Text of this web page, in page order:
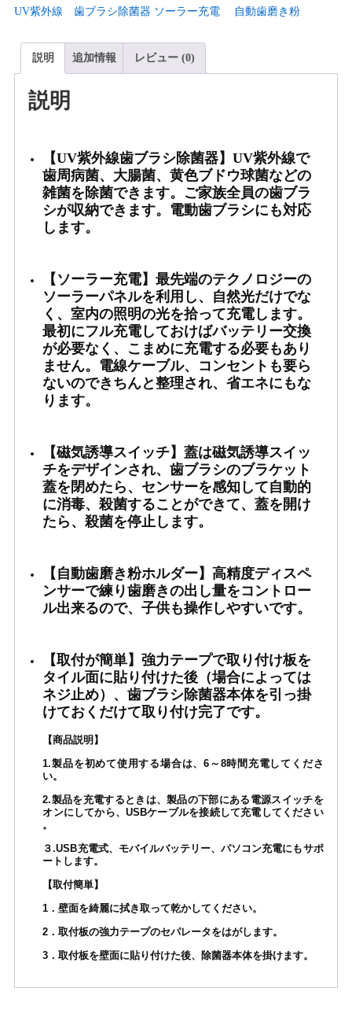
線
ブ
UV紫外線 歯ブラシ除菌器 ソーラー充電 自動歯磨き粉
説明 追加情報 レビュー (0)
説明
【UV紫外線歯ブラシ除菌器】UV紫外線で
歯周病菌、大腸菌、黄色ブドウ球菌などの
雑菌を除菌できます。ご家族全員の歯ブラ
シが収納できます。電動歯ブラシにも対応
します。
【ソーラー充電】最先端のテクノロジーの
ソーラーパネルを利用し、自然光だけでな
く、室内の照明の光を拾って充電します。
最初にフル充電しておけばバッテリー交換
が必要なく、こまめに充電する必要もあり
ません。電線ケーブル、コンセントも要ら
ないのできちんと整理され、省エネにもな
ります。
【磁気誘導スイッチ】蓋は磁気誘導スイッ
チをデザインされ、歯ブラシのブラケット
蓋を閉めたら、センサーを感知して自動的
に消毒、殺菌することができて、蓋を開け
たら、殺菌を停止します。
【自動歯磨き粉ホルダー】高精度ディスペ
ンサーで練り歯磨きの出し量をコントロー
ル出来るので、子供も操作しやすいです。
【取付が簡単】強力テープで取り付け板を
タイル面に貼り付けた後（場合によっては
ネジ止め）、歯ブラシ除菌器本体を引っ掛
けておくだけて取り付け完了です。
【商品説明】
1.製品を初めて使用する場合は、6～8時間充電してくださ
い。
2.製品を充電するときは、製品の下部にある電源スイッチを
オンにしてから、USBケーブルを接続して充電してください
。
３.USB充電式、モバイルバッテリー、パソコン充電にもサポ
ートします。
【取付簡単】
1．壁面を綺麗に拭き取って乾かしてください。
2．取付板の強力テープのセパレータをはがします。
3．取付板を壁面に貼り付けた後、除菌器本体を掛けます。